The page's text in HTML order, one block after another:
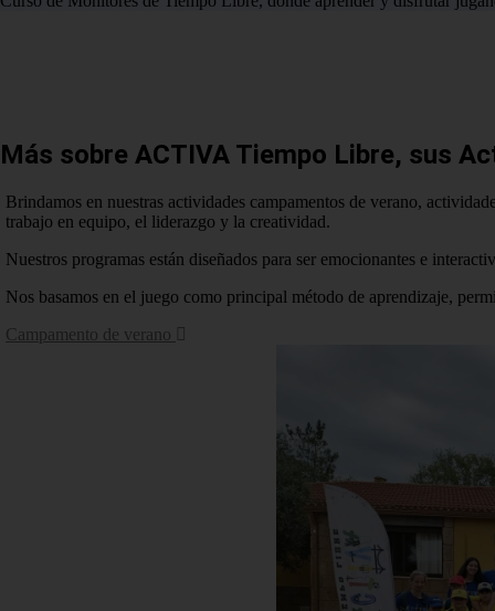
Más sobre ACTIVA Tiempo Libre, sus
Brindamos en nuestras actividades campamentos de verano,
trabajo en equipo, el liderazgo y la creatividad.
Nuestros programas están diseñados para ser emocionantes e
Nos basamos en el juego como principal método de aprendizaje,
Campamento de verano